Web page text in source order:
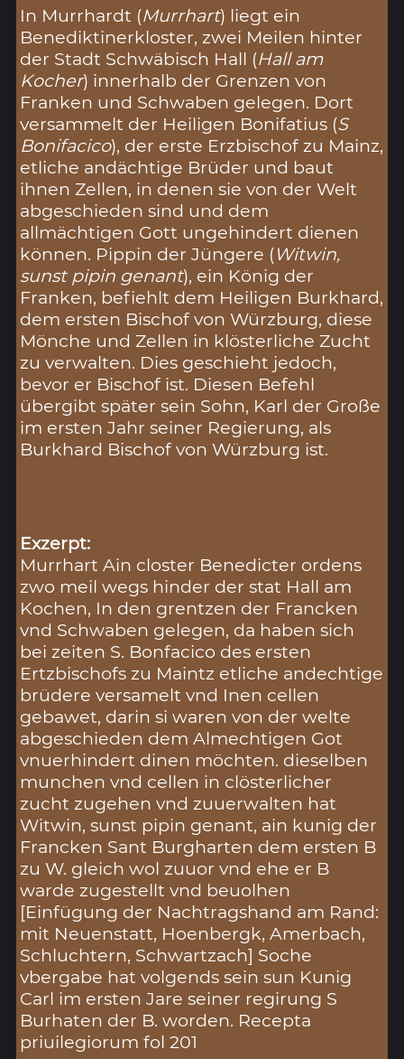
In Murrhardt (Murrhart) liegt ein
Benediktinerkloster, zwei Meilen hinter
der Stadt Schwäbisch Hall (Hall am
Kocher) innerhalb der Grenzen von
Franken und Schwaben gelegen. Dort
versammelt der Heiligen Bonifatius (S
Bonifacico), der erste Erzbischof zu Mainz,
etliche andächtige Brüder und baut
ihnen Zellen, in denen sie von der Welt
abgeschieden sind und dem
allmächtigen Gott ungehindert dienen
können. Pippin der Jüngere (Witwin,
sunst pipin genant), ein König der
Franken, befiehlt dem Heiligen Burkhard,
dem ersten Bischof von Würzburg, diese
Mönche und Zellen in klösterliche Zucht
zu verwalten. Dies geschieht jedoch,
bevor er Bischof ist. Diesen Befehl
übergibt später sein Sohn, Karl der Große
im ersten Jahr seiner Regierung, als
Burkhard Bischof von Würzburg ist.
Exzerpt:
Murrhart Ain closter Benedicter ordens
zwo meil wegs hinder der stat Hall am
Kochen, In den grentzen der Francken
vnd Schwaben gelegen, da haben sich
bei zeiten S. Bonfacico des ersten
Ertzbischofs zu Maintz etliche andechtige
brüdere versamelt vnd Inen cellen
gebawet, darin si waren von der welte
abgeschieden dem Almechtigen Got
vnuerhindert dinen möchten. dieselben
munchen vnd cellen in clösterlicher
zucht zugehen vnd zuuerwalten hat
Witwin, sunst pipin genant, ain kunig der
Francken Sant Burgharten dem ersten B
zu W. gleich wol zuuor vnd ehe er B
warde zugestellt vnd beuolhen
[Einfügung der Nachtragshand am Rand:
mit Neuenstatt, Hoenbergk, Amerbach,
Schluchtern, Schwartzach] Soche
vbergabe hat volgends sein sun Kunig
Carl im ersten Jare seiner regirung S
Burhaten der B. worden. Recepta
priuilegiorum fol 201